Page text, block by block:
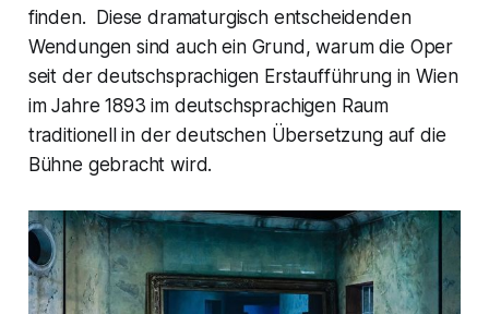
finden. Diese dramaturgisch entscheidenden
Wendungen sind auch ein Grund, warum die Oper
seit der deutschsprachigen Erstaufführung in Wien
im Jahre 1893 im deutschsprachigen Raum
traditionell in der deutschen Übersetzung auf die
Bühne gebracht wird.